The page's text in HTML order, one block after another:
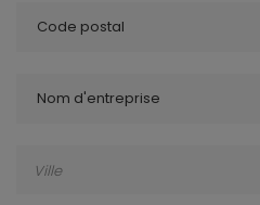
Code postal
Nom d'entreprise
Ville